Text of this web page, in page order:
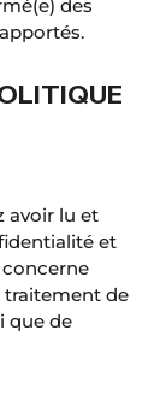
des
avoir lu et
et
traitement de
que de